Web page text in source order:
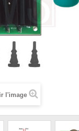
l'image